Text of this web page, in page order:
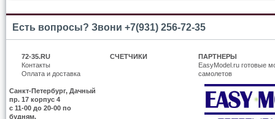
Есть вопросы? Звони +7(931) 256-72-35
72-35.RU
Контакты
Оплата и доставка
Санкт-Петербург, Дачный
пр. 17 корпус 4
c 11-00 до 20-00 по
будням,
СЧЕТЧИКИ
ПАРТНЕРЫ
EasyModel.ru готовые
самолетов